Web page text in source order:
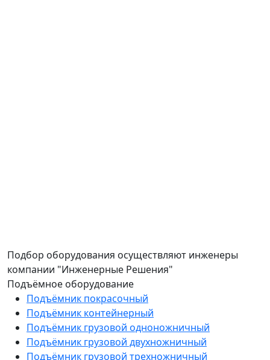
Подбор оборудования осуществляют инженеры
компании "Инженерные Решения"
Подъёмное оборудование
Подъёмник покрасочный
Подъёмник контейнерный
Подъёмник грузовой одноножничный
Подъёмник грузовой двухножничный
Подъёмник грузовой трехножничный